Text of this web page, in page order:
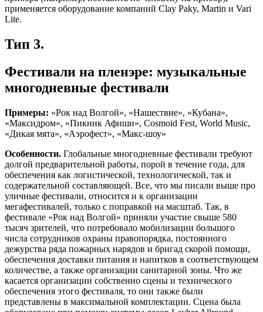
применяется оборудование компаний Clay Paky, Martin и Vari
Lite.
Тип 3.
Фестивали на пленэре: музыкальные
многодневные фестивали
Примеры: «Рок над Волгой», «Нашествие», «Кубана»,
«Максидром», «Пикник Афиши», Cosmoid Fest, World Music,
«Дикая мята», «Аэрофест», «Макс-шоу»
Особенности. Глобальные многодневные фестивали требуют
долгой предварительной работы, порой в течение года, для
обеспечения как логистической, технологической, так и
содержательной составляющей. Все, что мы писали выше про
уличные фестивали, относится и к организации
мегафестивалей, только с поправкой на масштаб. Так, в
фестивале «Рок над Волгой» приняли участие свыше 580
тысяч зрителей, что потребовало мобилизации большого
числа сотрудников охраны правопорядка, постоянного
дежурства ряда пожарных нарядов и бригад скорой помощи,
обеспечения доставки питания и напитков в соответствующем
количестве, а также организации санитарной зоны. Что же
касается организации собственно сцены и технического
обеспечения этого фестиваля, то они также были
представлены в максимальной комплектации. Сцена была